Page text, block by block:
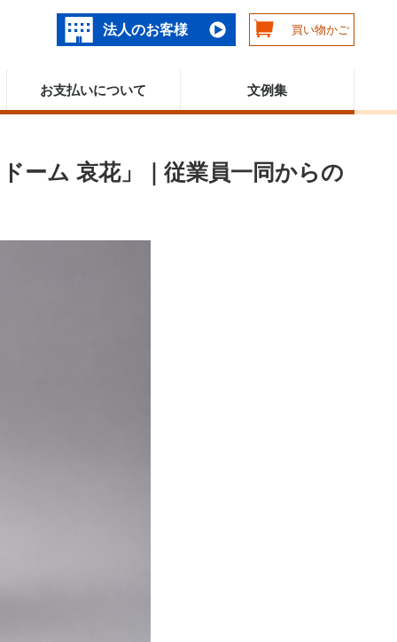
法人のお客様 買い物かご
お支払いについて 文例集
ーム 哀花」｜従業員一同からの